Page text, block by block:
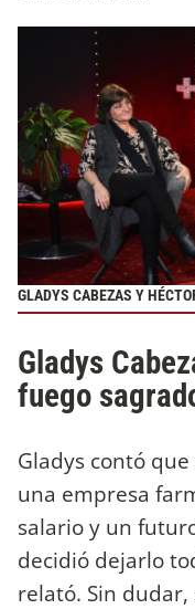
GLADYS CABEZAS Y
Gladys
fuego
Gladys contó
una empresa
salario y un
decidió dejarlo
relató. Sin